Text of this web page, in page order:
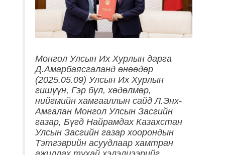
Монгол Улсын Их Хурлын дарга
Д.Амарбаясгаланд өнөөдөр
(2025.05.09) Улсын Их Хурлын
гишүүн, Гэр бүл, хөдөлмөр,
нийгмийн хамгааллын сайд Л.Энх-
Амгалан Монгол Улсын Засгийн
газар, Бүгд Найрамдах Казахстан
Улсын Засгийн газар хоорондын
Тэтгэврийн асуудлаар хамтран